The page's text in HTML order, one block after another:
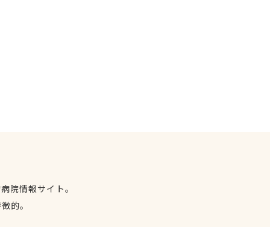
院情報サイト。
的。